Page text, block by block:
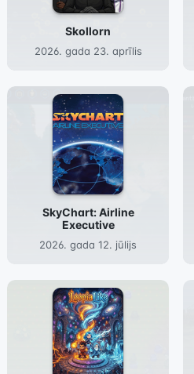
Skollorn
2026. gada 23. aprīlis
SkyChart: Airline
Executive
2026. gada 12. jūlijs